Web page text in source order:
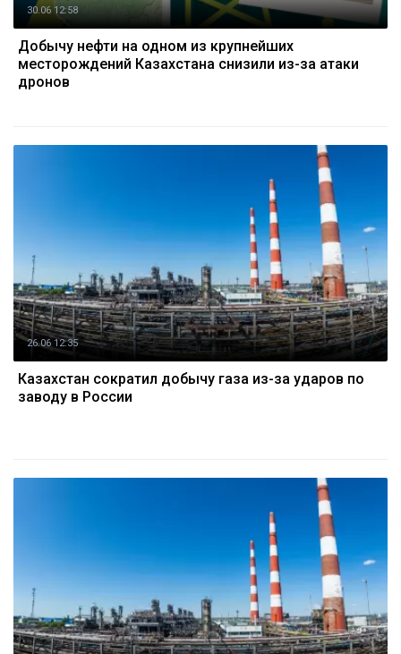
30.06 12:58
Добычу нефти на одном из крупнейших
месторождений Казахстана снизили из-за атаки
дронов
26.06 12:35
Казахстан сократил добычу газа из-за ударов по
заводу в России